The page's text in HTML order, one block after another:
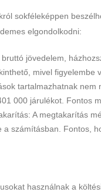
sokféleképpen
elgondolkodni:
jövedelem,
mivel figyelembe
tartalmazhatnak
000 járulékot. Fontos
A megtakarítás
számításban. Fontos,
használnak a